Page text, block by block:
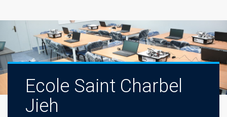
Saint Charbel Al Jieh
Ecole Saint Charbel
Jieh